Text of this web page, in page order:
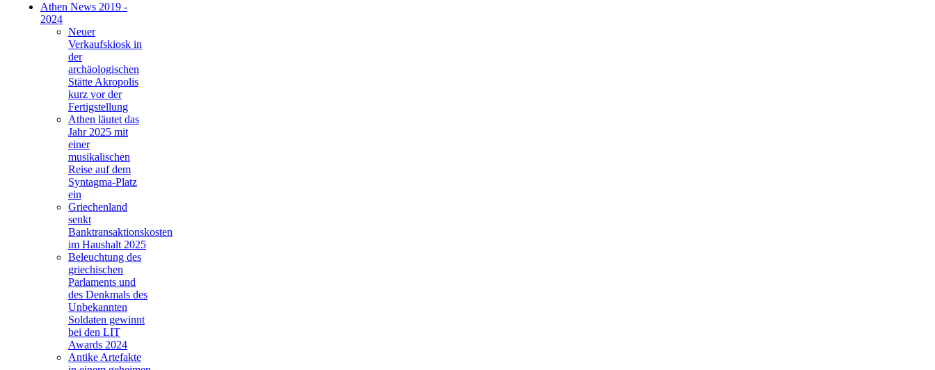
Athen News 2019 -
2024
Neuer
Verkaufskiosk in
der
archäologischen
Stätte Akropolis
kurz vor der
Fertigstellung
Athen läutet das
Jahr 2025 mit
einer
musikalischen
Reise auf dem
Syntagma-Platz
ein
Griechenland
senkt
Banktransaktionskosten
im Haushalt 2025
Beleuchtung des
griechischen
Parlaments und
des Denkmals des
Unbekannten
Soldaten gewinnt
bei den LIT
Awards 2024
Antike Artefakte